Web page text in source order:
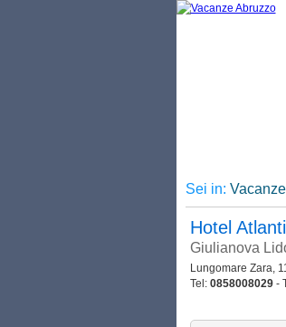
Sei in:
Hotel
Giulianova
Lungomare Zara,
Tel: 0858008029-